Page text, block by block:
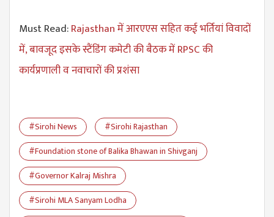
Must Read:Rajasthan में आरएएस सहित कई भर्तियां विवादों
में, बावजूद इसके स्टैंडिंग कमेटी की बैठक में RPSC की
कार्यप्रणाली व नवाचारों की प्रशंसा
#Sirohi News
#Sirohi Rajasthan
#Foundation stone of Balika Bhawan in Shivganj
#Governor Kalraj Mishra
#Sirohi MLA Sanyam Lodha